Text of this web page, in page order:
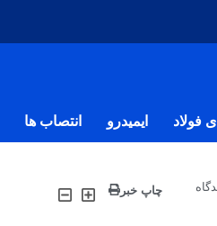
فولاد ایمیدرو انتصاب ها
چاپ خبر